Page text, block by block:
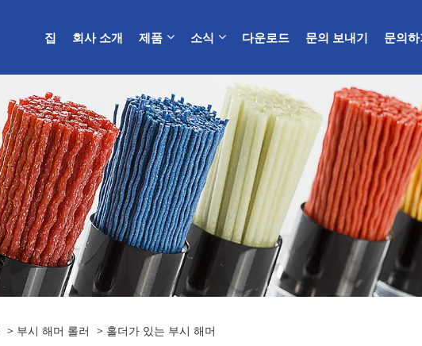
집 회사 소개 제품 소식 다운로드 문의 보내기 문의하
> 부시 해머 롤러 > 홀더가 있는 부시 해머